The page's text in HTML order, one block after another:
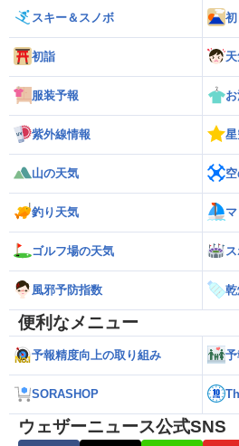
スキー＆スノボ
初詣
服装予報
紫外線情報
山の天気
釣り天気
ゴルフ場の天気
風邪予防指数
便利なメニュー
予報精度向上の取り組み
SORASHOP
ウェザーニュース公式SNS